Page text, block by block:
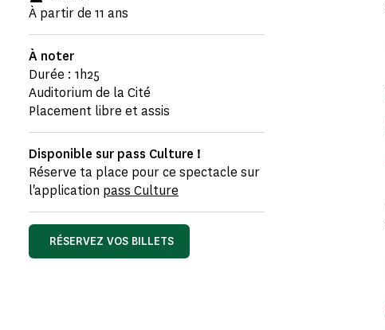
À partir de 11 ans
À noter
Durée : 1h25
Auditorium de la Cité
Placement libre et assis
Disponible sur pass Culture !
Réserve ta place pour ce spectacle sur
l'application pass Culture
RÉSERVEZ VOS BILLETS